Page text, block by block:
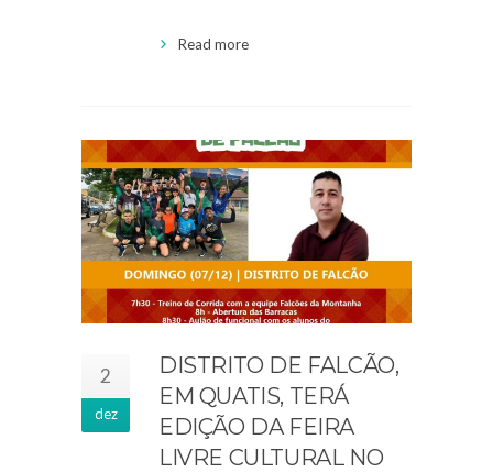
Read more
2
dez
DISTRITO DE FALCÃO,
EM QUATIS, TERÁ
EDIÇÃO DA FEIRA
LIVRE CULTURAL NO